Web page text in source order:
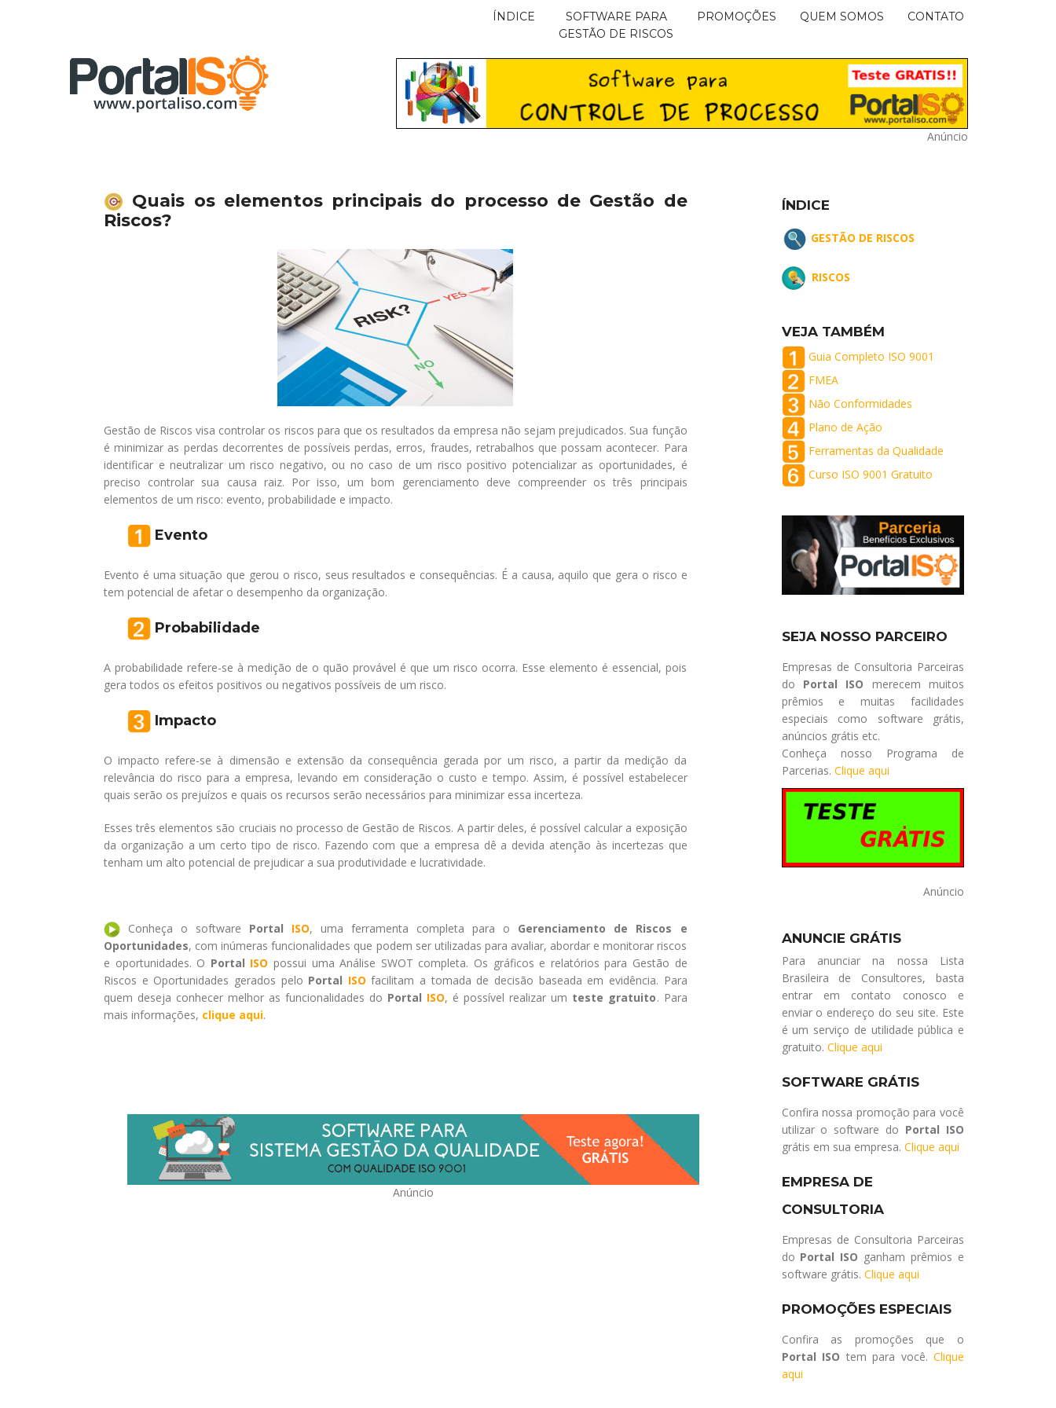
ÍNDICE
SOFTWARE PARA
GESTÃO DE RISCOS
PROMOÇÕES QUEM SOMOS CONTATO
Anúncio
Quais os elementos principais do processo de Gestão de
Riscos?
Gestão de Riscos visa controlar os riscos para que os resultados da empresa não sejam prejudicados. Sua função
é minimizar as perdas decorrentes de possíveis perdas, erros, fraudes, retrabalhos que possam acontecer. Para
identificar e neutralizar um risco negativo, ou no caso de um risco positivo potencializar as oportunidades, é
preciso controlar sua causa raiz. Por isso, um bom gerenciamento deve compreender os três principais
elementos de um risco: evento, probabilidade e impacto.
Evento
Evento é uma situação que gerou o risco, seus resultados e consequências. É a causa, aquilo que gera o risco e
tem potencial de afetar o desempenho da organização.
Probabilidade
A probabilidade refere-se à medição de o quão provável é que um risco ocorra. Esse elemento é essencial, pois
gera todos os efeitos positivos ou negativos possíveis de um risco.
Impacto
O impacto refere-se à dimensão e extensão da consequência gerada por um risco, a partir da medição da
relevância do risco para a empresa, levando em consideração o custo e tempo. Assim, é possível estabelecer
quais serão os prejuízos e quais os recursos serão necessários para minimizar essa incerteza.
Esses três elementos são cruciais no processo de Gestão de Riscos. A partir deles, é possível calcular a exposição
da organização a um certo tipo de risco. Fazendo com que a empresa dê a devida atenção às incertezas que
tenham um alto potencial de prejudicar a sua produtividade e lucratividade.
Conheça o software Portal ISO, uma ferramenta completa para o Gerenciamento de Riscos e
Oportunidades, com inúmeras funcionalidades que podem ser utilizadas para avaliar, abordar e monitorar riscos
e oportunidades. O Portal ISO possui uma Análise SWOT completa. Os gráficos e relatórios para Gestão de
Riscos e Oportunidades gerados pelo Portal ISO facilitam a tomada de decisão baseada em evidência. Para
quem deseja conhecer melhor as funcionalidades do Portal ISO, é possível realizar um teste gratuito. Para
mais informações, clique aqui.
Anúncio
ÍNDICE
GESTÃO DE RISCOS
RISCOS
VEJA TAMBÉM
Guia Completo ISO 9001
FMEA
Não Conformidades
Plano de Ação
Ferramentas da Qualidade
Curso ISO 9001 Gratuito
SEJA NOSSO PARCEIRO
Empresas de Consultoria Parceiras
do Portal ISO merecem muitos
prêmios e muitas facilidades
especiais como software grátis,
anúncios grátis etc.
Conheça nosso Programa de
Parcerias. Clique aqui
Anúncio
ANUNCIE GRÁTIS
Para anunciar na nossa Lista
Brasileira de Consultores, basta
entrar em contato conosco e
enviar o endereço do seu site. Este
é um serviço de utilidade pública e
gratuito. Clique aqui
SOFTWARE GRÁTIS
Confira nossa promoção para você
utilizar o software do Portal ISO
grátis em sua empresa. Clique aqui
EMPRESA DE
CONSULTORIA
Empresas de Consultoria Parceiras
do Portal ISO ganham prêmios e
software grátis. Clique aqui
PROMOÇÕES ESPECIAIS
Confira as promoções que o
Portal ISO tem para você. Clique
aqui